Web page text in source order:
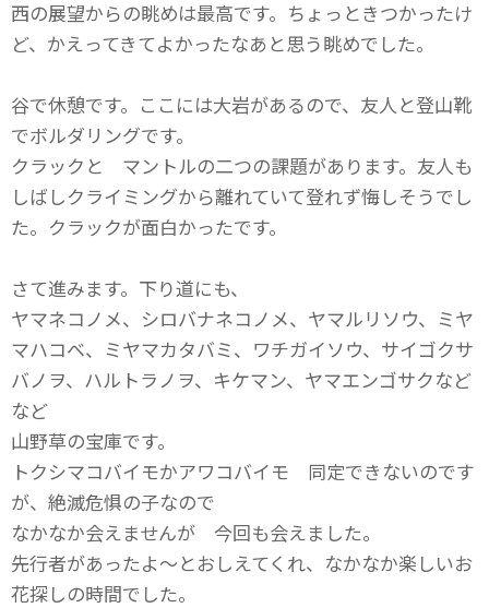
西の展望からの眺めは最高です。ちょっときつかったけ
ど、かえってきてよかったなあと思う眺めでした。
谷で休憩です。ここには大岩があるので、友人と登山靴
でボルダリングです。
クラックと マントルの二つの課題があります。友人も
しばしクライミングから離れていて登れず悔しそうでし
た。クラックが面白かったです。
さて進みます。下り道にも、
ヤマネコノメ、シロバナネコノメ、ヤマルリソウ、ミヤ
マハコベ、ミヤマカタバミ、ワチガイソウ、サイゴクサ
バノヲ、ハルトラノヲ、キケマン、ヤマエンゴサクなど
など
山野草の宝庫です。
トクシマコバイモかアワコバイモ 同定できないのです
が、絶滅危惧の子なので
なかなか会えませんが 今回も会えました。
先行者があったよ～とおしえてくれ、なかなか楽しいお
花探しの時間でした。